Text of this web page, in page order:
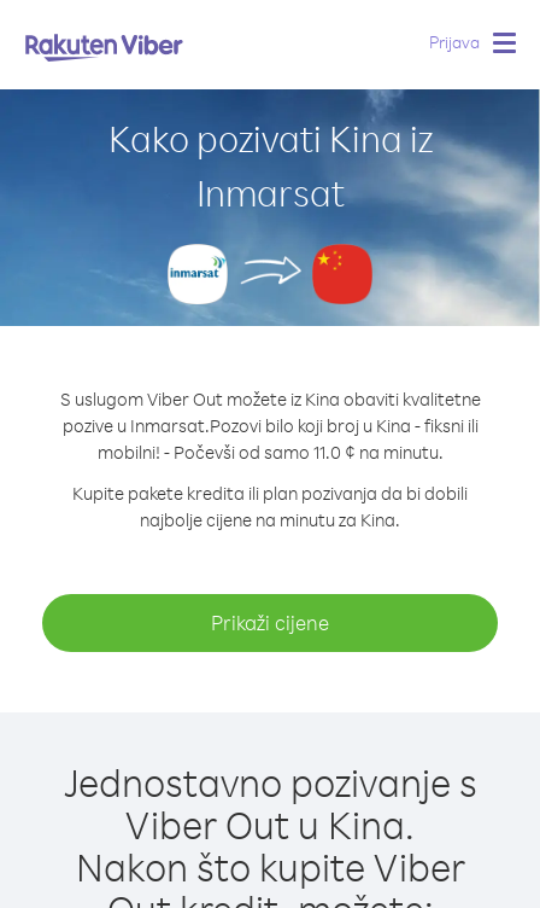
Prijava
Kako pozivati Kina iz
Inmarsat
S uslugom Viber Out možete iz Kina obaviti kvalitetne
pozive u Inmarsat.Pozovi bilo koji broj u Kina - fiksni ili
mobilni! - Počevši od samo 11.0 ¢ na minutu.
Kupite pakete kredita ili plan pozivanja da bi dobili
najbolje cijene na minutu za Kina.
Prikaži cijene
Jednostavno pozivanje s
Viber Out u Kina.
Nakon što kupite Viber